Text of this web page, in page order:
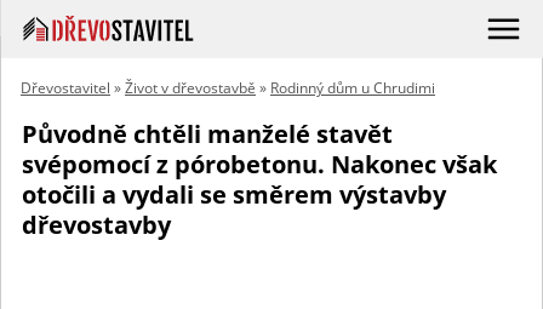
Dřevostavitel »Život v dřevostavbě » Rodinný dům u Chrudimi
Původně chtěli manželé stavět
svépomocí z pórobetonu. Nakonec však
otočili a vydali se směrem výstavby
dřevostavby